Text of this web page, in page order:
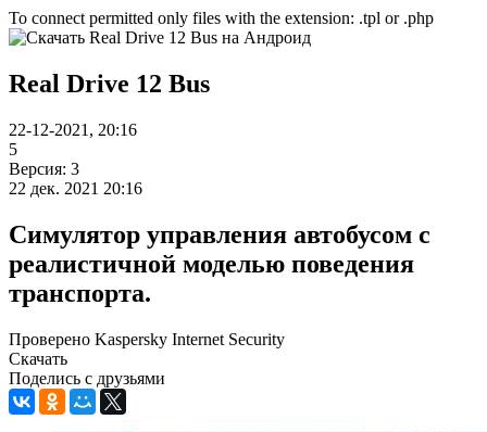
To connect permitted only files with the extension: .tpl or .php
Real Drive 12 Bus
22-12-2021, 20:16
5
Версия: 3
22 дек. 2021 20:16
Симулятор управления автобусом с
реалистичной моделью поведения
транспорта.
Проверено Kaspersky Internet Security
Скачать
Поделись с друзьями